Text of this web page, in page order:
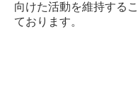
向けた活動を維持する
ております。